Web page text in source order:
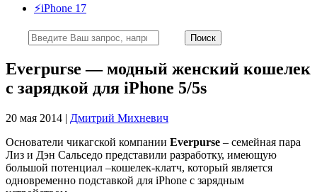
⚡️iPhone 17
Everpurse — модный женский кошелек
с зарядкой для iPhone 5/5s
20 мая 2014 | Дмитрий Михневич
Основатели чикагской компании Everpurse – семейная пара
Лиз и Дэн Сальседо представили разработку, имеющую
большой потенциал –кошелек-клатч, который является
одновременно подставкой для iPhone c зарядным